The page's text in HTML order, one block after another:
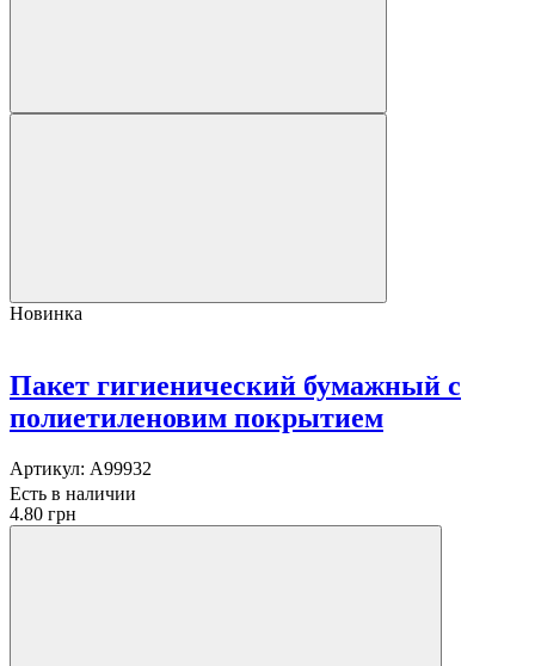
Новинка
Пакет гигиенический бумажный с
полиетиленовим покрытием
Артикул: A99932
Есть в наличии
4.80 грн